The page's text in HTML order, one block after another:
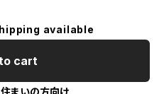
available
cart
まいの方向け